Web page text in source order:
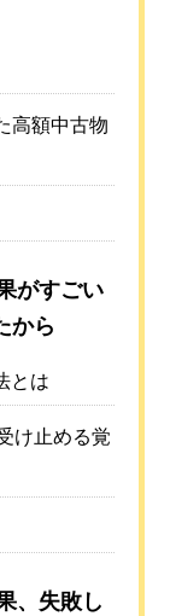
高額中古物
がすごい
から
とは
け止める覚
、失敗し